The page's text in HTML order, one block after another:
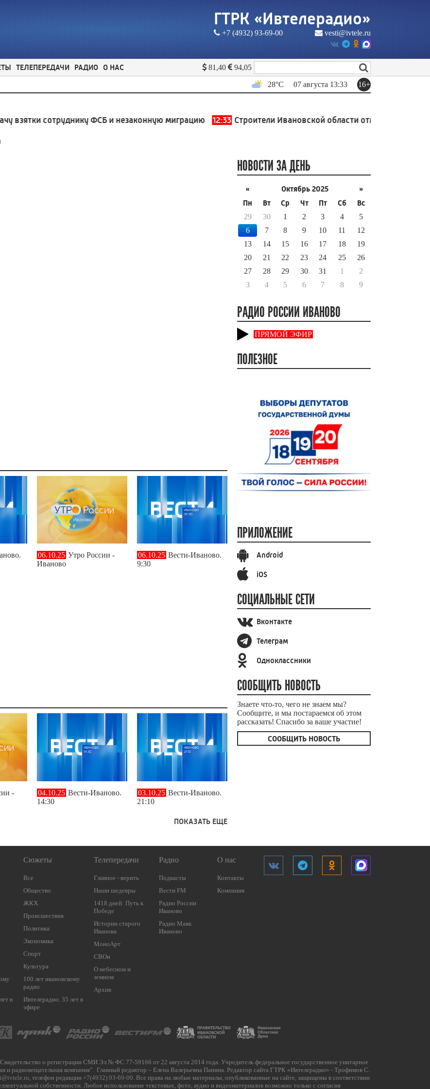
ГТРК «Ивтелерадио»
+7 (4932) 93-69-00 vesti@ivtele.ru
ТЕЛЕПЕРЕДАЧИ РАДИО О НАС 81,40 94,05
28°C 07 августа 13:33 16+
сотруднику ФСБ и незаконную миграцию 12:33 Строители Ивановской области отметили свой
06.10.25 Утро России -
Иваново
06.10.25 Вести-Иваново.
9:30
-
04.10.25 Вести-Иваново.
14:30
03.10.25 Вести-Иваново.
21:10
ПОКАЗАТЬ ЕЩЕ
НОВОСТИ ЗА ДЕНЬ
« Октябрь 2025
»
Пн
Вт Ср Чт Пт Сб Вс
29 30 1 2 3 4
5
6
7 8 9 10 11
12
13
14 15 16 17 18
19
20
21 22 23 24 25
26
27
28 29 30 31 1
2
3
4 5 6 7 8 9
РАДИО РОССИИ ИВАНОВО
ПРЯМОЙ ЭФИР
ПОЛЕЗНОЕ
ПРИЛОЖЕНИЕ
Android
iOS
СОЦИАЛЬНЫЕ СЕТИ
Вконтакте
Телеграм
Одноклассники
СООБЩИТЬ НОВОСТЬ
Знаете что-то, чего не знаем мы?
Сообщите, и мы постараемся об этом
рассказать! Спасибо за ваше участие!
СООБЩИТЬ НОВОСТЬ
в
Сюжеты
Все
Общество
ЖКХ
Происшествия
Политика
Экономика
Спорт
Культура
100 лет ивановскому
радио
Ивтелерадио. 35 лет в
эфире
Телепередачи
Главное - верить
Наши шедевры
1418 дней: Путь к
Победе
Истории старого
Иванова
МоноАрт
СВОи
О небесном и
земном
Архив
Радио
Подкасты
Вести FM
Радио России
Иваново
Радио Маяк
Иваново
О нас
Контакты
Компания
о регистрации СМИ Эл № ФС 77-59166 от 22 августа 2014 года. Учредитель федеральное государственное унитарное
и радиовещательная компания". Главный редактор – Елена Валерьевна Панина. Редактор сайта ГТРК «Ивтелерадио» - Трофимов С.
, телефон редакции +7(4932) 93-69-00 . Все права на любые материалы, опубликованные на сайте, защищены в соответствии
собственности. Любое использование текстовых, фото, аудио и видеоматериалов возможно только с согласия